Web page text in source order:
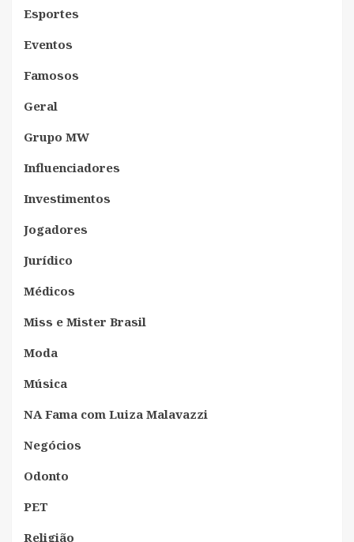
Esportes
Eventos
Famosos
Geral
Grupo MW
Influenciadores
Investimentos
Jogadores
Jurídico
Médicos
Miss e Mister Brasil
Moda
Música
NA Fama com Luiza Malavazzi
Negócios
Odonto
PET
Religião